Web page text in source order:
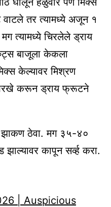
तर त्यामध्ये अजून १
त्यामध्ये चिरलेले ड्राय
बाजूला केकला
केल्यावर मिश्रण
करून ड्राय फ्रूटने
ठेवा. मग ३५-४०
कापून सर्व्ह करा.
| Auspicious